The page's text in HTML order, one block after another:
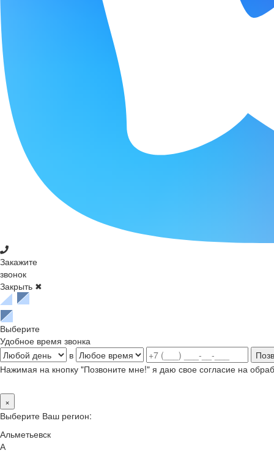
Закажите
звонок
Закрыть ✖
Выберите
Удобное время звонка
в
Нажимая на кнопку "Позвоните мне!" я даю свое согласие на
×
Выберите Ваш регион:
Альметьевск
А